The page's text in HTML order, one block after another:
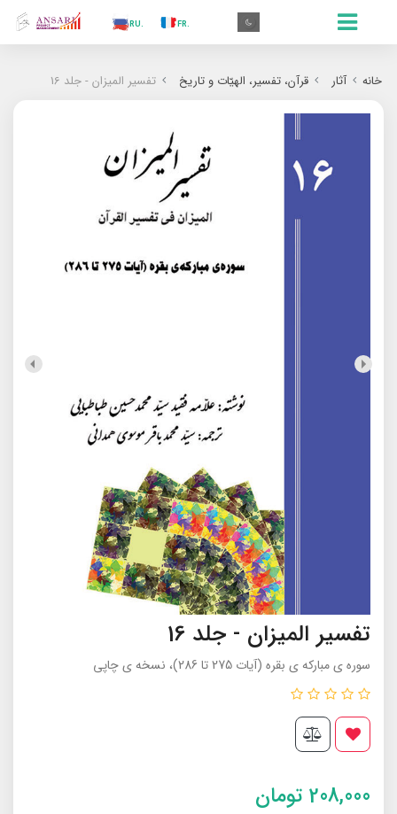
.RU
.ES
.IN
خانه آثار قرآن، تفسیر، الهیّات و تاریخ تفسیر المیزان - جلد 16
تفسیر المیزان - جلد 16
سوره ی مبارکه ی بقره (آيات 275 تا 286)، نسخه ی چاپی
208,000 تومان